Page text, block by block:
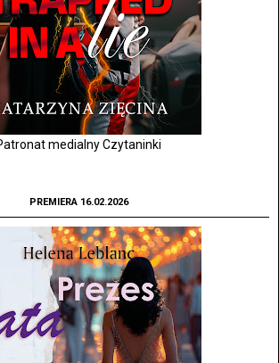
medialny Czytaninki
PREMIERA 16.02.2026